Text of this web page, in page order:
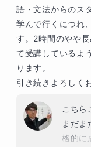
語・文法からのス
学んで行くにつれ
す。2時間のやや
て受講しているよ
ります。
引き続きよろしく
こちら
まだま
格的に